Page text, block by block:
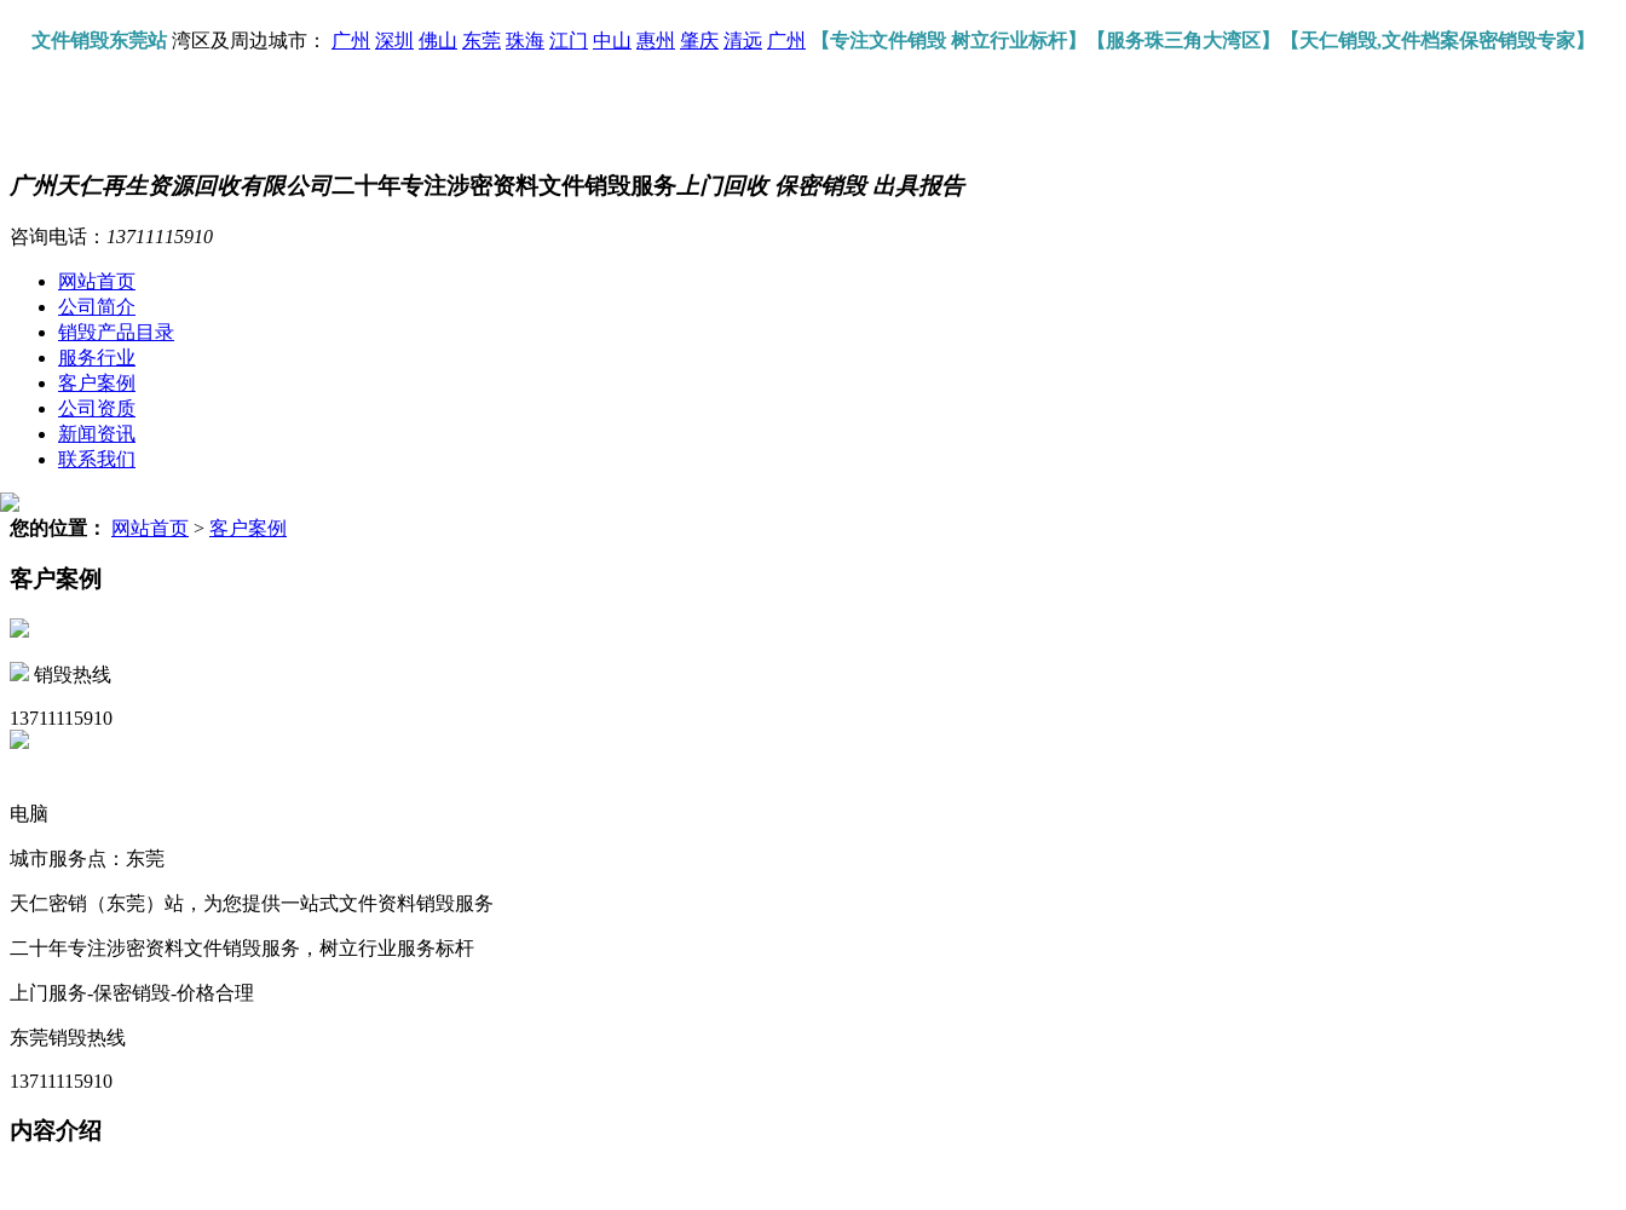
文件销毁东莞站湾区及周边城市： 广州 深圳 佛山 东莞 珠海 江门 中山 惠州 肇庆 清远 广州 【专注文件销毁 树立行业标杆】【服务珠三角大湾区】【天仁销毁,文件档案保密销毁专家】
广州天仁再生资源回收有限公司二十年专注涉密资料文件销毁服务 上门回收 保密销毁 出具报告
咨询电话： 13711115910
网站首页
公司简介
销毁产品目录
服务行业
客户案例
公司资质
新闻资讯
联系我们
您的位置： 网站首页 > 客户案例
客户案例
销毁热线
13711115910
电脑
城市服务点：东莞
天仁密销（东莞）站，为您提供一站式文件资料销毁服务
二十年专注涉密资料文件销毁服务，树立行业服务标杆
上门服务-保密销毁-价格合理
东莞销毁热线
13711115910
内容介绍